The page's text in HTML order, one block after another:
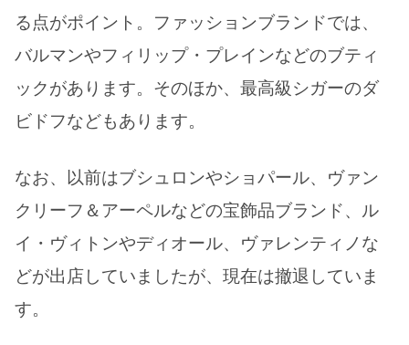
る点がポイント。ファッションブランドでは、
バルマンやフィリップ・プレインなどのブティ
ックがあります。そのほか、最高級シガーのダ
ビドフなどもあります。
なお、以前はブシュロンやショパール、ヴァン
クリーフ＆アーペルなどの宝飾品ブランド、ル
イ・ヴィトンやディオール、ヴァレンティノな
どが出店していましたが、現在は撤退していま
す。